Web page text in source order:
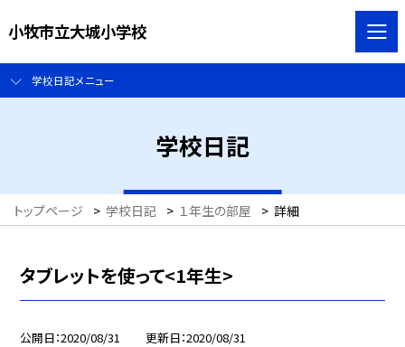
小牧市立大城小学校
学校日記メニュー
学校日記
トップページ > 学校日記 > １年生の部屋 > 詳細
タブレットを使って<1年生>
公開日 2020/08/31 更新日 2020/08/31